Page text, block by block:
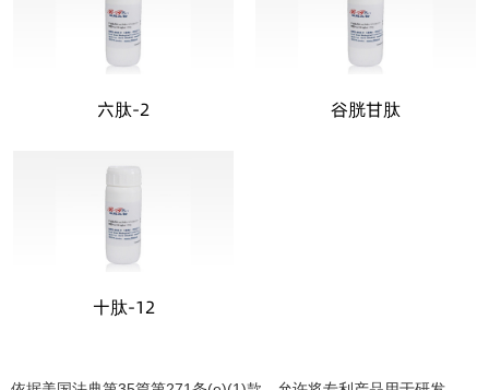
六肽-2 谷胱甘肽
十肽-12